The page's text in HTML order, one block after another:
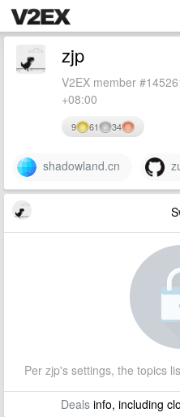
zjp
V2EX member
+08:00
9 61 34
shadowland.cn
Per zjp's settings, the topics
Dealsinfo, including